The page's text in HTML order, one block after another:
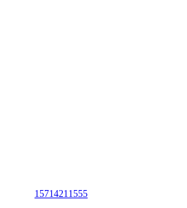
15714211555